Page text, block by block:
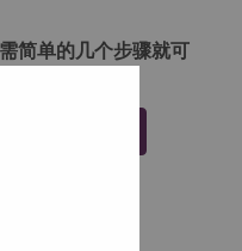
简单的几个步骤就可